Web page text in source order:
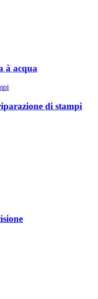
à acqua
di stampi